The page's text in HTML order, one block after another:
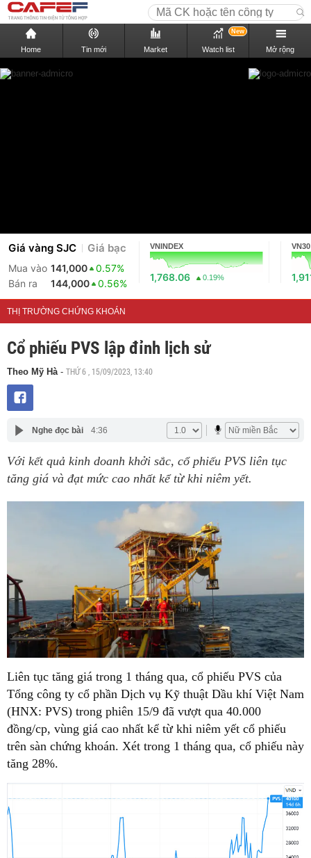
Home Tin mới Market Watch list
New
Mở rộng
Giá vàng SJC Giá bạc
Mua vào 141,000
0.57%
Bán ra
144,000 0.56%
VNINDEX
1,768.06 0.19%
VN30
THỊ TRƯỜNG CHỨNG KHOÁN
Cổ phiếu PVS lập đỉnh lịch sử
Theo Mỹ Hà- THỨ 6 , 15/09/2023, 13:40
Nghe đọc bài 4:36
Với kết quả kinh doanh khởi sắc, cổ phiếu PVS liên tục
tăng giá và đạt mức cao nhất kể từ khi niêm yết.
Liên tục tăng giá trong 1 tháng qua, cổ phiếu PVS của
Tổng công ty cổ phần Dịch vụ Kỹ thuật Dầu khí Việt Nam
(HNX: PVS) trong phiên 15/9 đã vượt qua 40.000
đồng/cp, vùng giá cao nhất kể từ khi niêm yết cổ phiếu
trên sàn chứng khoán. Xét trong 1 tháng qua, cổ phiếu này
tăng 28%.